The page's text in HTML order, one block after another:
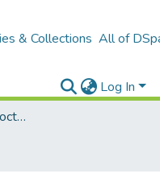
& Collections All of
Log In
A2 – LU disertācijas / Doctoral theses UL